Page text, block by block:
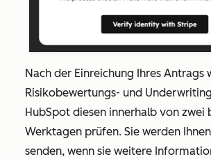
Nach der Einreichung Ihres Antrags
Risikobewertungs- und
HubSpot diesen innerhalb von zwei
Werktagen prüfen. Sie werden
senden, wenn sie weitere